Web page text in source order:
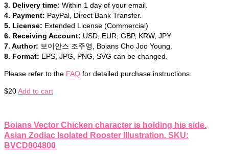
3. Delivery time: Within 1 day of your email.
4. Payment: PayPal, Direct Bank Transfer.
5. License: Extended License (Commercial)
6. Receiving Account: USD, EUR, GBP, KRW, JPY
7. Author: 보이안스 조주영, Boians Cho Joo Young.
8. Format: EPS, JPG, PNG, SVG can be changed.
Please refer to the FAQ for detailed purchase instructions.
$20Add to cart
Boians Vector Chicken character is holding his side.
Asian Zodiac Isolated Rooster Illustration. SKU:
BVCD004800